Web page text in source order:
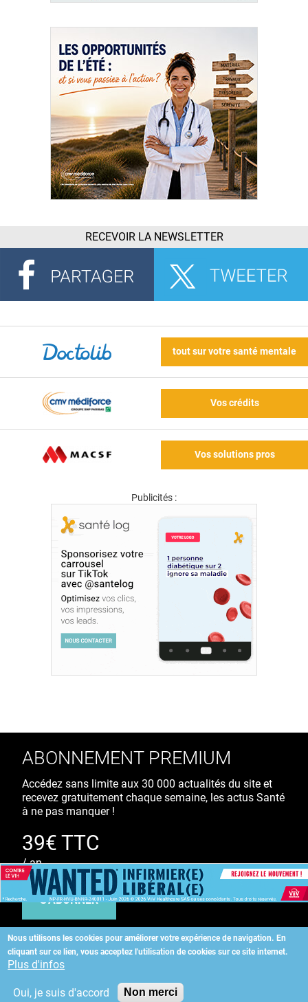
RECEVOIR LA NEWSLETTER
tout sur votre santé mentale
Vos crédits
Vos solutions pros
Publicités :
Nous utilisons les cookies pour améliorer votre expérience de navigation. En
cliquant sur ce lien, vous acceptez l'utilisation de cookies sur ce site internet.
Plus d'infos
Oui, je suis d'accord Non merci
ABONNEMENT PREMIUM
Accédez sans limite aux 30 000 actualités du site et
recevez gratuitement chaque semaine, les actus Santé
à ne pas manquer !
39€ TTC
/ an
S'ABONNER
Copyright©2026 ALLIEDHEALTH
KAURIWEB